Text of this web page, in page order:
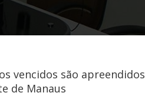
vencidos são apreendidos
de Manaus